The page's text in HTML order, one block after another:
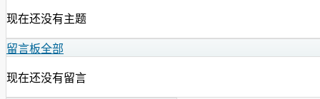
现在还没有主题
留言板全部
现在还没有留言